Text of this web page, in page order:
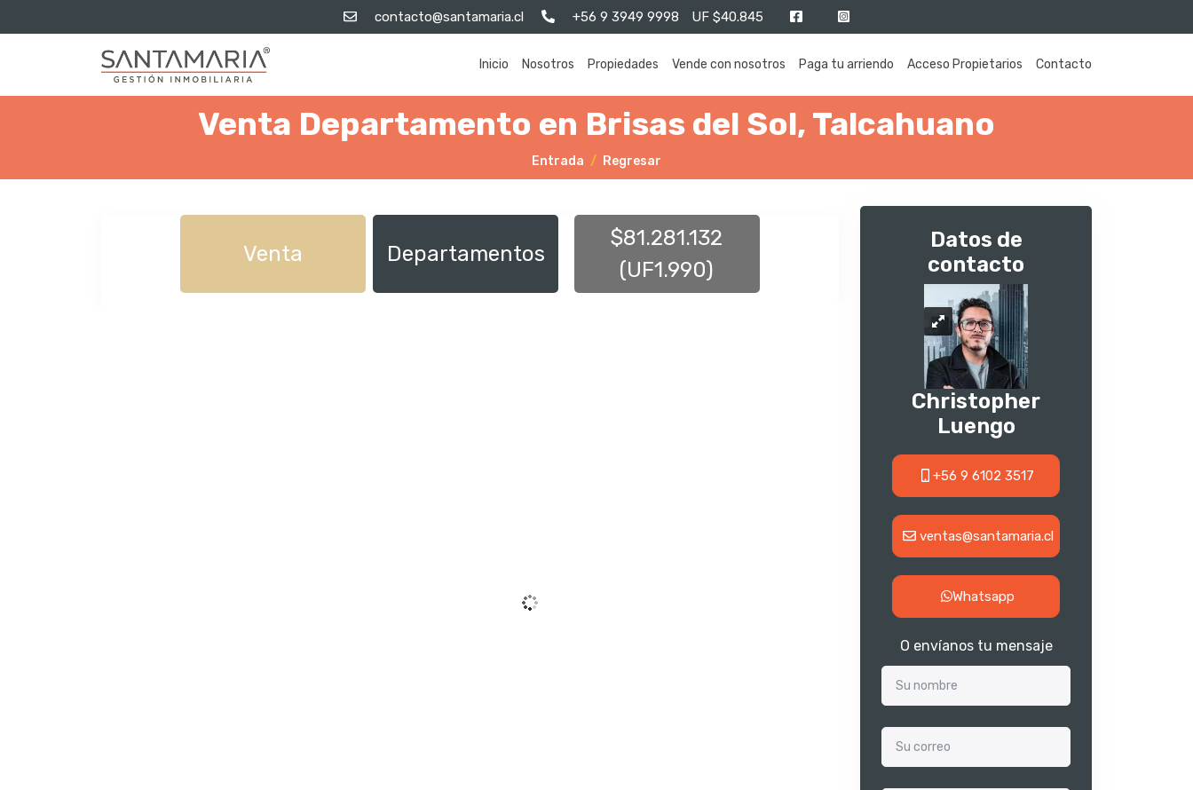
contacto@santamaria.cl +56 9 3949 9998 UF $40.845
Inicio Nosotros Propiedades Vende con nosotros Paga tu arriendo Acceso Propietarios Contacto
Venta Departamento en Brisas del Sol, Talcahuano
Entrada Regresar
Venta Departamentos
$81.281.132
(UF1.990)
Datos de
contacto
Christopher
Luengo
+56 9 6102 3517
ventas@santamaria.cl
Whatsapp
O envíanos tu mensaje